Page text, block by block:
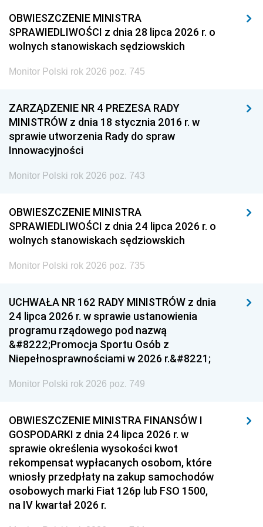
OBWIESZCZENIE MINISTRA
SPRAWIEDLIWOŚCI z dnia 28 lipca 2026 r. o
wolnych stanowiskach sędziowskich
Monitor Polski rok 2026 poz. 745
ZARZĄDZENIE NR 4 PREZESA RADY
MINISTRÓW z dnia 18 stycznia 2016 r. w
sprawie utworzenia Rady do spraw
Innowacyjności
Monitor Polski rok 2026 poz. 743
OBWIESZCZENIE MINISTRA
SPRAWIEDLIWOŚCI z dnia 24 lipca 2026 r. o
wolnych stanowiskach sędziowskich
Monitor Polski rok 2026 poz. 735
UCHWAŁA NR 162 RADY MINISTRÓW z dnia
24 lipca 2026 r. w sprawie ustanowienia
programu rządowego pod nazwą
&#8222;Promocja Sportu Osób z
Niepełnosprawnościami w 2026 r.&#8221;
Monitor Polski rok 2026 poz. 749
OBWIESZCZENIE MINISTRA FINANSÓW I
GOSPODARKI z dnia 24 lipca 2026 r. w
sprawie określenia wysokości kwot
rekompensat wypłacanych osobom, które
wniosły przedpłaty na zakup samochodów
osobowych marki Fiat 126p lub FSO 1500,
na IV kwartał 2026 r.